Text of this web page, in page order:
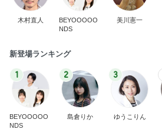
木村直人
BEYOOOOO
NDS
美川憲一
新登場ランキング
1
BEYOOOOO
NDS
2
島倉りか
3
ゆうこりん